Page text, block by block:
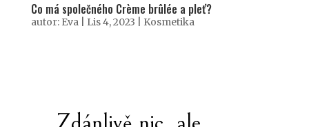
Co má společného Crème brûlée a pleť?
autor: Eva| Lis 4, 2023 Kosmetika